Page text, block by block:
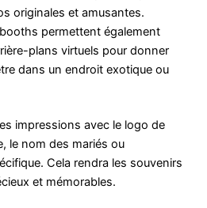
originales et amusantes.
permettent également
plans virtuels pour donner
dans un endroit exotique ou
impressions avec le logo de
le nom des mariés ou
Cela rendra les souvenirs
et mémorables.